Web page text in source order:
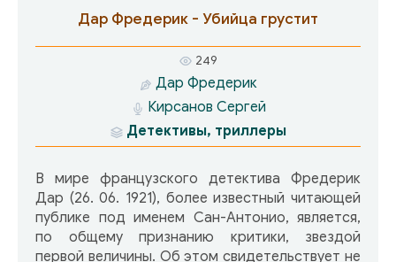
Дар Фредерик - Убийца грустит
249
Дар Фредерик
Кирсанов Сергей
Детективы, триллеры
В мире французского детектива Фредерик
Дар (26. 06. 1921), более известный читающей
публике под именем Сан-Антонио, является,
по общему признанию критики, звездой
первой величины. Об этом свидетельствует не